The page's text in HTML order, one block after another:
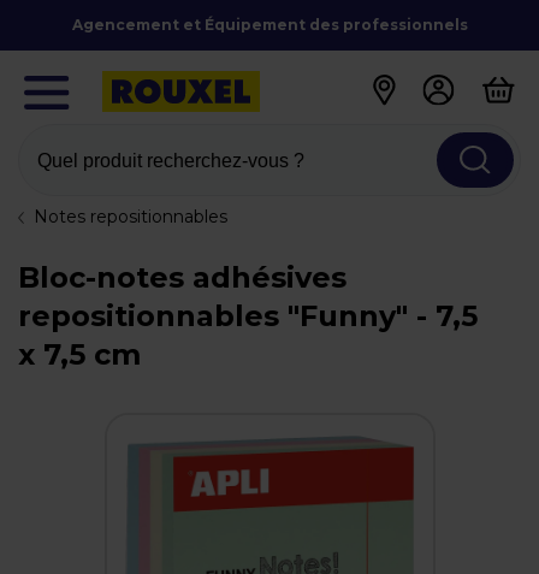
Agencement et Équipement des professionnels
Quel produit recherchez-vous ?
Notes repositionnables
Bloc-notes adhésives
repositionnables "Funny" - 7,5
x 7,5 cm